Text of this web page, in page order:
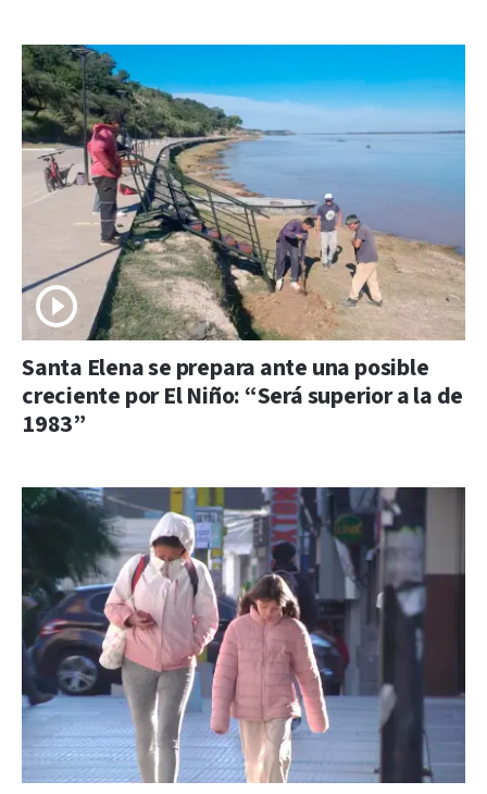
Santa Elena se prepara ante una posible
creciente por El Niño: “Será superior a la de
1983”